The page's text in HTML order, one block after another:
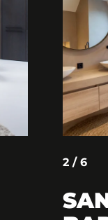
2 / 6